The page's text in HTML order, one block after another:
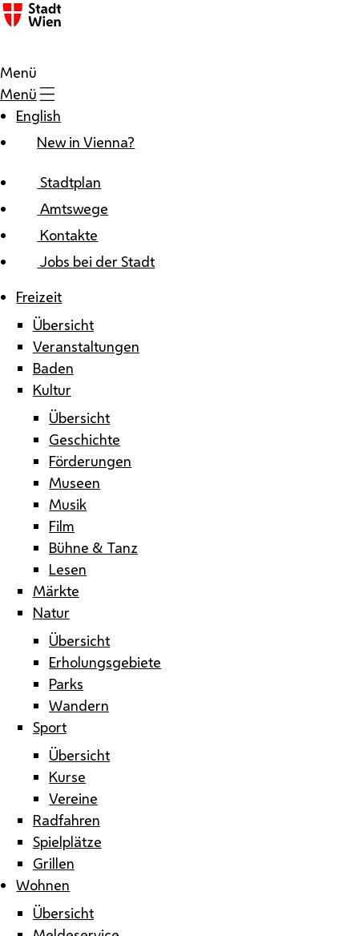
Zum Inhalt
Menü
Menü
English
New in Vienna?
Stadtplan
Amtswege
Kontakte
Jobs bei der Stadt
Freizeit
Übersicht
Veranstaltungen
Baden
Kultur
Übersicht
Geschichte
Förderungen
Museen
Musik
Film
Bühne & Tanz
Lesen
Märkte
Natur
Übersicht
Erholungsgebiete
Parks
Wandern
Sport
Übersicht
Kurse
Vereine
Radfahren
Spielplätze
Grillen
Wohnen
Übersicht